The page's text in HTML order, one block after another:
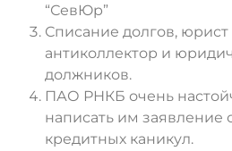
“СевЮр”
Списание долгов, юрист
антиколлектор и
должников.
ПАО РНКБ очень
написать им заявление
кредитных каникул.